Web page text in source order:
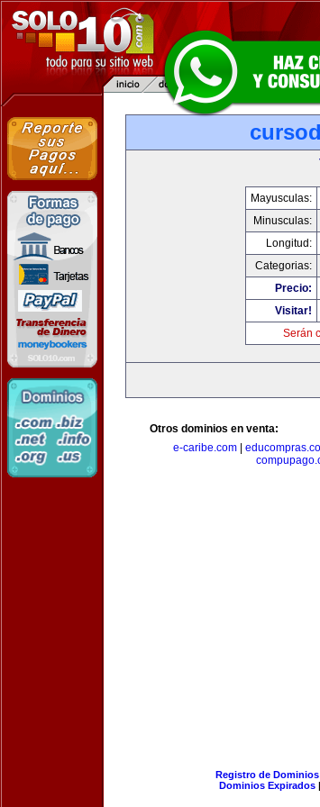
Mayusculas:
Minusculas:
Longitud:
Categorias:
Precio:
Visitar!
Serán
Otros dominios en venta:
e-caribe.com|
Registro de Dominios
Dominios Expirados |